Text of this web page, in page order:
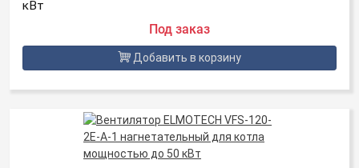
кВт
Под заказ
Добавить в корзину